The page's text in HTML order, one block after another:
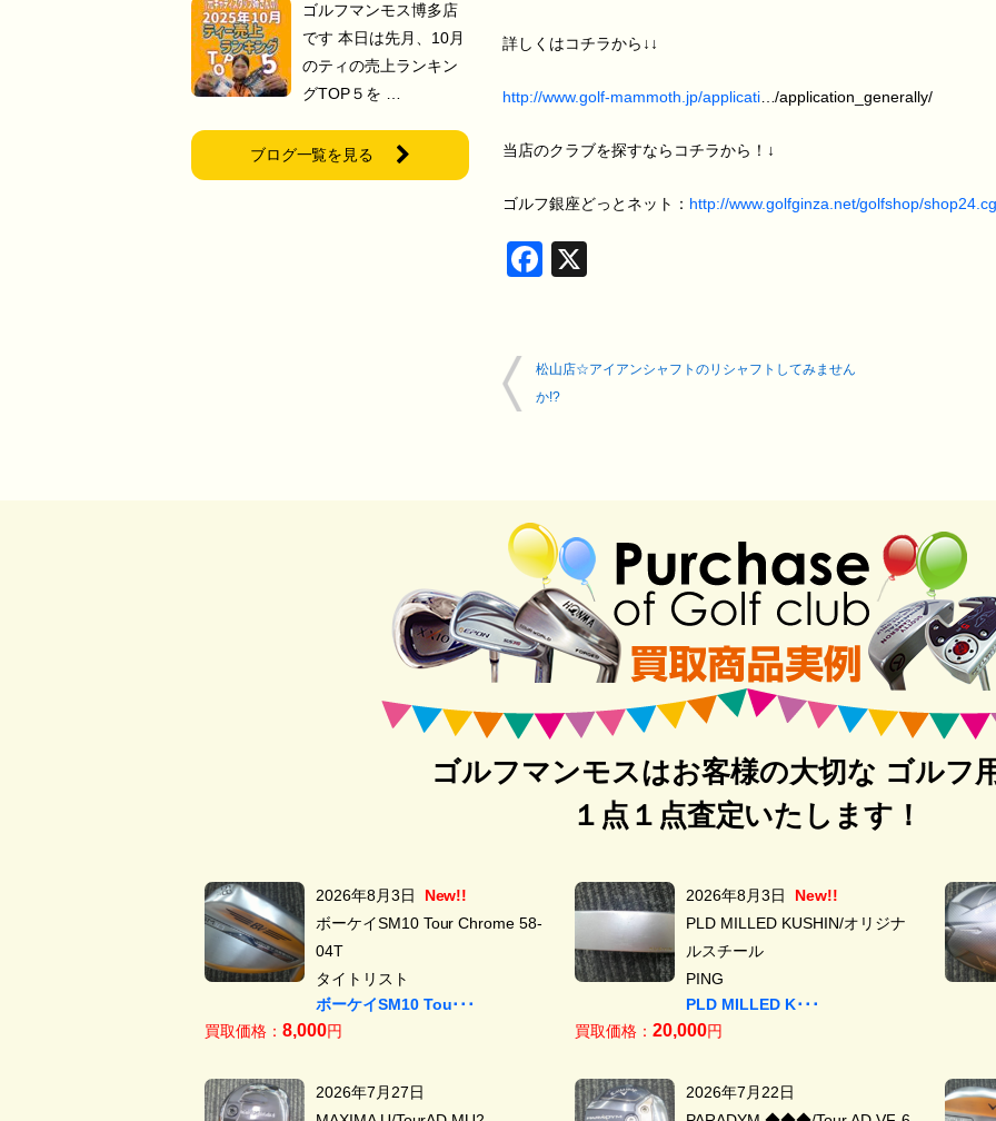
詳しくはコチラから↓↓
http://www.golf-mammoth.jp/applicati…/application_generally/
当店のクラブを探すならコチラから！↓
ゴルフ銀座どっとネット： http://www.golfginza.net/golfshop/shop24.cg
Facebook
松山店☆アイアンシャフトのリシャフトしてみません
か!?
ゴルフマンモス博多店
です 本日は先月、10月
のティの売上ランキン
グTOP５を …
ブログ一覧を見る
ゴルフマンモスはお客様の大切な ゴルフ
１点１点査定いたします！
2026年8月3日
New!!
ボーケイSM10 Tour Chrome 58-
04T
タイトリスト
ボーケイSM10 Tou･･･
買取価格： 8,000円
2026年8月3日
New!!
PLD MILLED KUSHIN/オリジナ
ルスチール
PING
PLD MILLED K･･･
買取価格： 20,000円
2026年7月27日
2026年7月22日